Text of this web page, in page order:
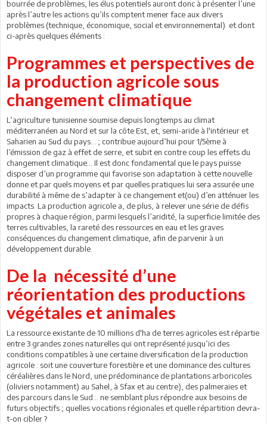
bourrée de problèmes, les élus potentiels auront donc à présenter l’une
après l’autre les actions qu’ils comptent mener face aux divers
problèmes (technique, économique, social et environnemental) et dont
ci-après quelques éléments :
Programmes et perspectives de
la production agricole sous
changement climatique
L’agriculture tunisienne soumise depuis longtemps au climat
méditerranéen au Nord et sur la côte Est, et, semi-aride à l'intérieur et
Saharien au Sud du pays… ; contribue aujourd’hui pour 1/5ème à
l’émission de gaz à effet de serre, et subit en contre coup les effets du
changement climatique… Il est donc fondamental que le pays puisse
disposer d’un programme qui favorise son adaptation à cette nouvelle
donne et par quels moyens et par quelles pratiques lui sera assurée une
durabilité à même de s’adapter à ce changement et(ou) d’en atténuer les
impacts. La production agricole a, de plus, à relever une série de défis
propres à chaque région, parmi lesquels l’aridité, la superficie limitée des
terres cultivables, la rareté des ressources en eau et les graves
conséquences du changement climatique, afin de parvenir à un
développement durable.
De la nécessité d’une
réorientation des productions
végétales et animales
La ressource existante de 10 millions d'ha de terres agricoles est répartie
entre 3 grandes zones naturelles qui ont représenté jusqu’ici des
conditions compatibles à une certaine diversification de la production
agricole : soit une couverture forestière et une dominance des cultures
céréalières dans le Nord, une prédominance de plantations arboricoles
(oliviers notamment) au Sahel, à Sfax et au centre), des palmeraies et
des parcours dans le Sud… ne semblant plus répondre aux besoins de
futurs objectifs ; quelles vocations régionales et quelle répartition devra-
t-on cibler ?